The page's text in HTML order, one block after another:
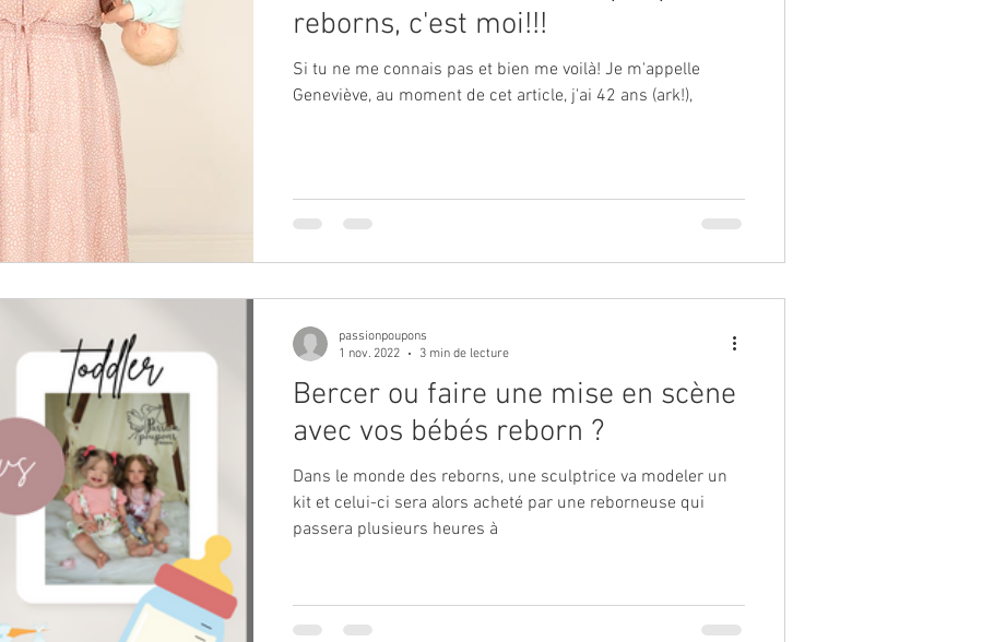
reborns, c'est moi!!!
Si tu ne me connais pas et bien me voilà! Je m'appelle
Geneviève, au moment de cet article, j'ai 42 ans (ark!),
Bercer ou faire une mise en scène
avec vos bébés reborn ?
Dans le monde des reborns, une sculptrice va modeler un
kit et celui-ci sera alors acheté par une reborneuse qui
passera plusieurs heures à
passionpoupons
1 nov. 2022
3 min de lecture